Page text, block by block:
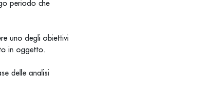
periodo che
uno degli obiettivi
in oggetto.
delle analisi